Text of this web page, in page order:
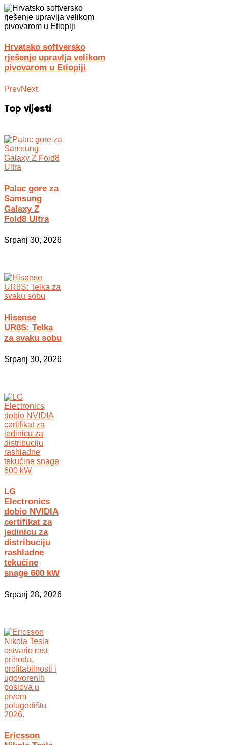
Hrvatsko softversko
rješenje upravlja velikom
pivovarom u Etiopiji
PrevNext
Top vijesti
Palac gore za
Samsung
Galaxy Z
Fold8 Ultra
Srpanj 30, 2026
Hisense
UR8S: Telka
za svaku sobu
Srpanj 30, 2026
LG
Electronics
dobio NVIDIA
certifikat za
jedinicu za
distribuciju
rashladne
tekućine
snage 600 kW
Srpanj 28, 2026
Ericsson